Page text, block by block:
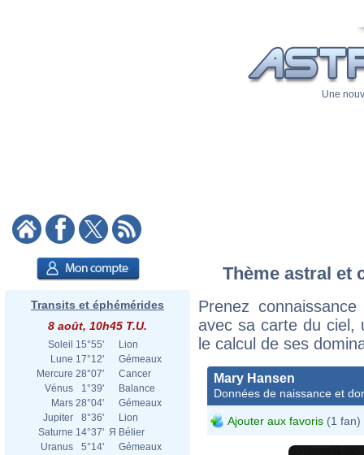
Une
Transits et éphémérides
8 août, 10h45 T.U.
Soleil 15°55'
Lion
Lune 17°12'
Gémeaux
Mercure 28°07'
Cancer
Vénus
1°39'
Balance
Mars 28°04'
Gémeaux
Jupiter
8°36'
Lion
Saturne 14°37' Я Bélier
Uranus
5°14'
Gémeaux
Thème astral et
Prenez
avec sa carte du ciel,
le calcul de ses
Mary Hansen
Données de naissance et
Ajouter aux favoris (1 fan)